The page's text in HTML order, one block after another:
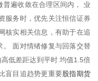
遍收敛在合理区间内， 业
服务时，优先关注恒信证券
核实相关信息，有助于在追
。 面对情绪修复与回落交替
低差距达到平时 均值1.5倍
盲目追趋势更重要股指期货